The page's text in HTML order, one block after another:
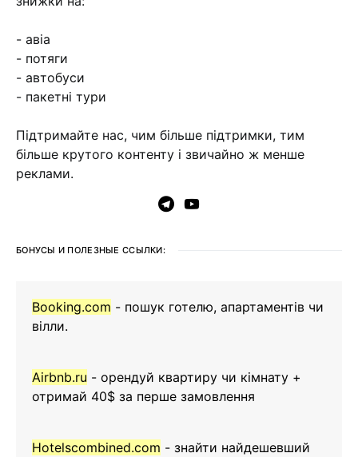
- авіа
- потяги
- автобуси
- пакетні тури
Підтримайте нас, чим більше підтримки, тим
більше крутого контенту і звичайно ж менше
реклами.
БОНУСЫ И ПОЛЕЗНЫЕ ССЫЛКИ:
Booking.com - пошук готелю, апартаментів чи
вілли.
Airbnb.ru - орендуй квартиру чи кімнату +
отримай 40$ за перше замовлення
Hotelscombined.com - знайти найдешевший